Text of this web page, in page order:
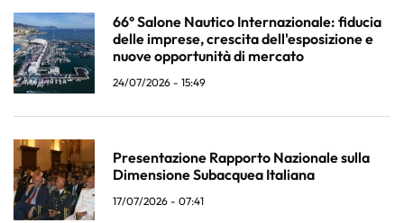
66° Salone Nautico Internazionale: fiducia
delle imprese, crescita dell'esposizione e
nuove opportunità di mercato
24/07/2026 - 15:49
Presentazione Rapporto Nazionale sulla
Dimensione Subacquea Italiana
17/07/2026 - 07:41